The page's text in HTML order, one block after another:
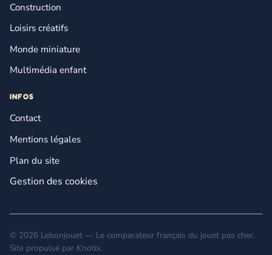
Construction
Loisirs créatifs
Monde miniature
Multimédia enfant
INFOS
Contact
Mentions légales
Plan du site
Gestion des cookies
© 2026 Lebonjouet — Le comparateur français du jouet pas cher.
Site propulsé par Knotix.